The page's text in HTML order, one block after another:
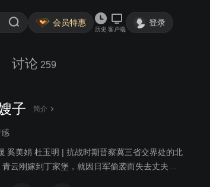
会员特惠
历史 客户端
登录
讨论 259
子 简介
奚美娟 杜玉明 | 抗战时期晋察冀三省交界处的北
云刚嫁到丁家堡，就因日军偷袭而失去丈夫，